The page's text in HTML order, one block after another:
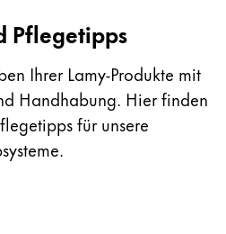
Pflegetipps
Ihrer Lamy-Produkte mit
Handhabung. Hier finden
für unsere